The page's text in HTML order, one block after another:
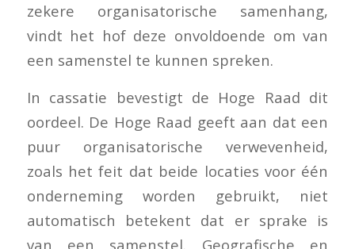
zekere organisatorische samenhang,
vindt het hof deze onvoldoende om van
een samenstel te kunnen spreken.
In cassatie bevestigt de Hoge Raad dit
oordeel. De Hoge Raad geeft aan dat een
puur organisatorische verwevenheid,
zoals het feit dat beide locaties voor één
onderneming worden gebruikt, niet
automatisch betekent dat er sprake is
van een samenstel. Geografische en